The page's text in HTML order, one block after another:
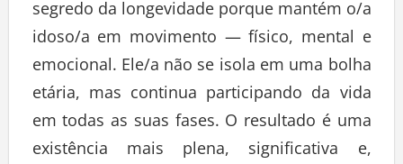
segredo da longevidade porque mantém o/a
idoso/a em movimento — físico, mental e
emocional. Ele/a não se isola em uma bolha
etária, mas continua participando da vida
em todas as suas fases. O resultado é uma
existência mais plena, significativa e,